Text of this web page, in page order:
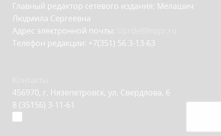
Главный редактор сетевого издания: Мелашич
Людмила Сергеевна
Адрес электронной почты:
Телефон редакции: +7(351) 56 3-13-63
456970, г. Нязепетровск, ул. Свердлова, 6
8 (35156) 3-11-61